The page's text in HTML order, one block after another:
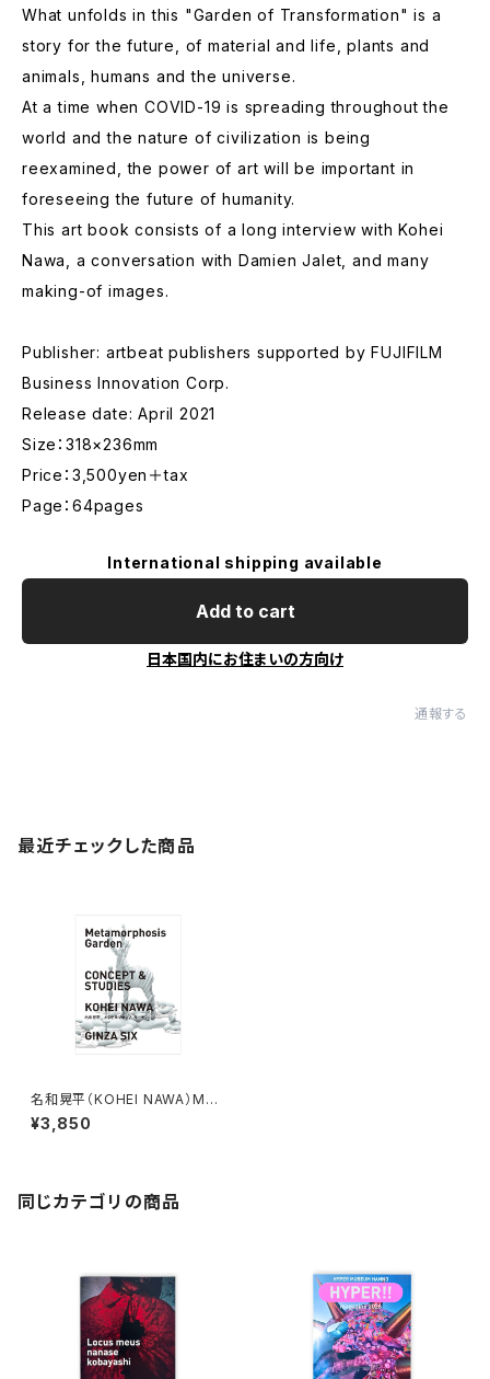
What unfolds in this "Garden of Transformation" is a
story for the future, of material and life, plants and
animals, humans and the universe.
At a time when COVID-19 is spreading throughout the
world and the nature of civilization is being
reexamined, the power of art will be important in
foreseeing the future of humanity.
This art book consists of a long interview with Kohei
Nawa, a conversation with Damien Jalet, and many
making-of images.
Publisher: artbeat publishers supported by FUJIFILM
Business Innovation Corp.
Release date: April 2021
Size：318×236mm
Price：3,500yen＋tax
Page：64pages
International shipping available
Add to cart
日本国内にお住まいの方向け
通報する
最近チェックした商品
名和晃平（KOHEI NAWA）Met
amorphosis Garden
¥3,850
同じカテゴリの商品